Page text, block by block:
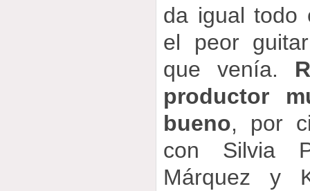
da igual todo
el peor
que venía.
productor
bueno, por
con Silvia
Márquez y